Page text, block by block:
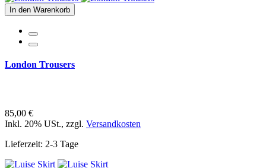
In den Warenkorb
London Trousers
85,00 €
Inkl. 20% USt., zzgl. Versandkosten
Lieferzeit: 2-3 Tage